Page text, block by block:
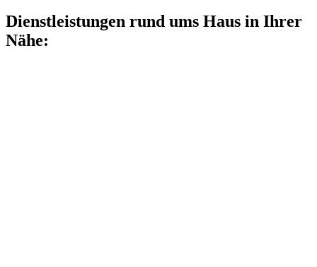
Dienstleistungen rund ums Haus in Ihrer
Nähe: